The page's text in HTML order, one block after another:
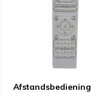
Afstandsbediening